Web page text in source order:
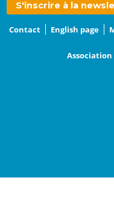
S'inscrire à la
Contact English page
Association